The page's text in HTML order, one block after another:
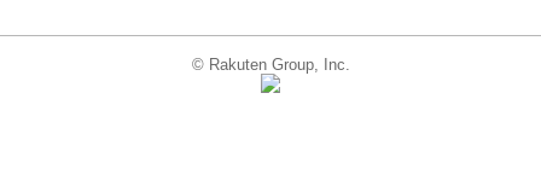
© Rakuten Group, Inc.